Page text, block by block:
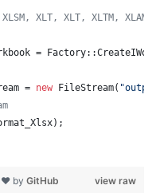
XLT, XLT, XLTM,
=
= new FileStream( "
view raw
❤ by GitHub